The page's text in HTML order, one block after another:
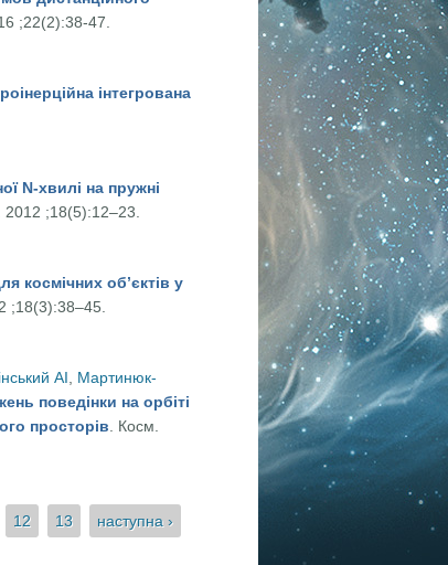
;22(2):38-47.
зондування Землі без коригування орбіти
інтегрована
N-хвилі на пружні
2012 ;18(5):12–23.
конструкції апаратів класу «повітря-повітря»
космічних об’єктів у
;18(3):38–45.
у багатопозиційному оптичному комплексі
АІ, Мартинюк-
поведінки на орбіті
просторів. Косм.
режимі під впливом навколоземного космічного
12 13
наступна ›